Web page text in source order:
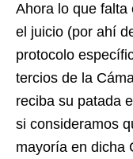
Ahora lo que falta
el juicio (por ahí
protocolo
tercios de la
reciba su patada
si consideramos
mayoría en dicha